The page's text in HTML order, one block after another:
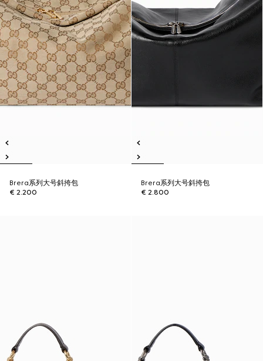
Brera系列大号斜挎包
€ 2.200
Brera系列大号斜挎包
€ 2.800